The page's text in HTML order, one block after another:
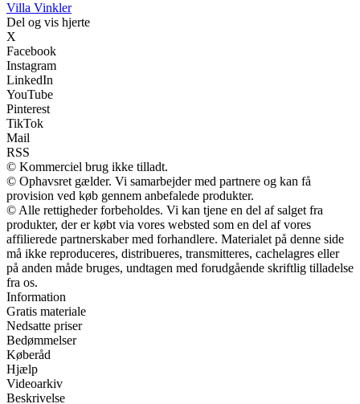
Villa Vinkler
Del og vis hjerte
X
Facebook
Instagram
LinkedIn
YouTube
Pinterest
TikTok
Mail
RSS
© Kommerciel brug ikke tilladt.
© Ophavsret gælder. Vi samarbejder med partnere og kan få
provision ved køb gennem anbefalede produkter.
© Alle rettigheder forbeholdes. Vi kan tjene en del af salget fra
produkter, der er købt via vores websted som en del af vores
affilierede partnerskaber med forhandlere. Materialet på denne side
må ikke reproduceres, distribueres, transmitteres, cachelagres eller
på anden måde bruges, undtagen med forudgående skriftlig tilladelse
fra os.
Information
Gratis materiale
Nedsatte priser
Bedømmelser
Køberåd
Hjælp
Videoarkiv
Beskrivelse